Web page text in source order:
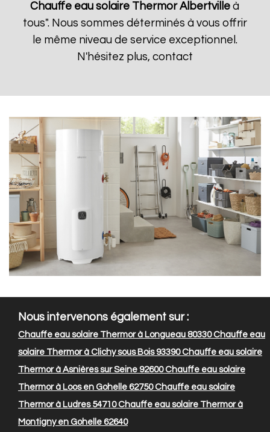
Chauffe eau solaire Thermor Albertville à
tous". Nous sommes déterminés à vous offrir
le même niveau de service exceptionnel.
N'hésitez plus, contact
Nous intervenons également sur :
Chauffe eau solaire Thermor à Longueau 80330Chauffe eau
solaire Thermor à Clichy sous Bois 93390Chauffe eau solaire
Thermor à Asnières sur Seine 92600Chauffe eau solaire
Thermor à Loos en Gohelle 62750Chauffe eau solaire
Thermor à Ludres 54710Chauffe eau solaire Thermor à
Montigny en Gohelle 62640